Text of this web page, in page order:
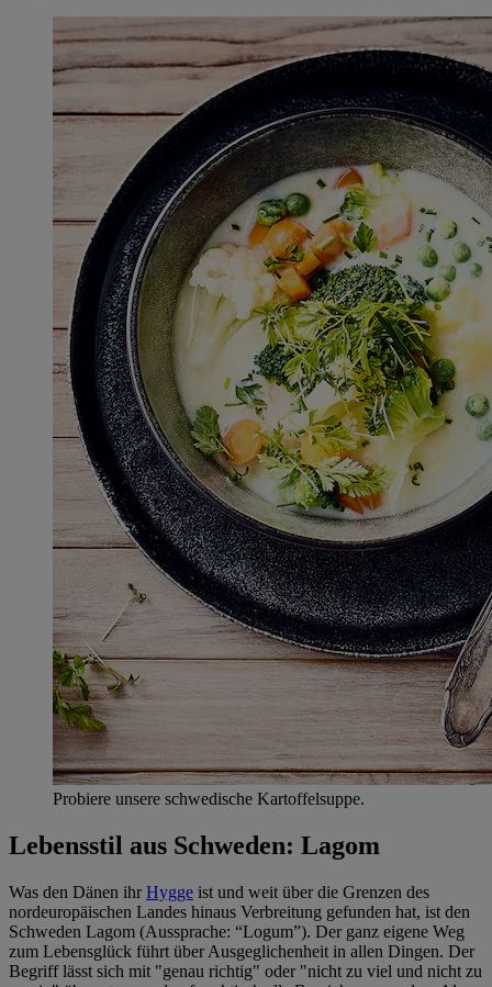
Probiere unsere schwedische Kartoffelsuppe.
Lebensstil aus Schweden: Lagom
Was den Dänen ihr Hygge ist und weit über die Grenzen des
nordeuropäischen Landes hinaus Verbreitung gefunden hat, ist den
Schweden Lagom (Aussprache: “Logum”). Der ganz eigene Weg
zum Lebensglück führt über Ausgeglichenheit in allen Dingen. Der
Begriff lässt sich mit "genau richtig" oder "nicht zu viel und nicht zu